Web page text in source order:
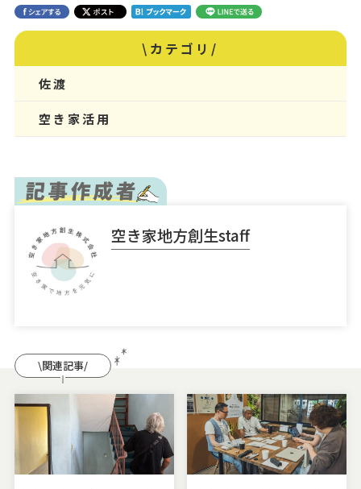
\カテゴリ/
佐渡
空き家活用
空き家地方創生staff
\関連記事/